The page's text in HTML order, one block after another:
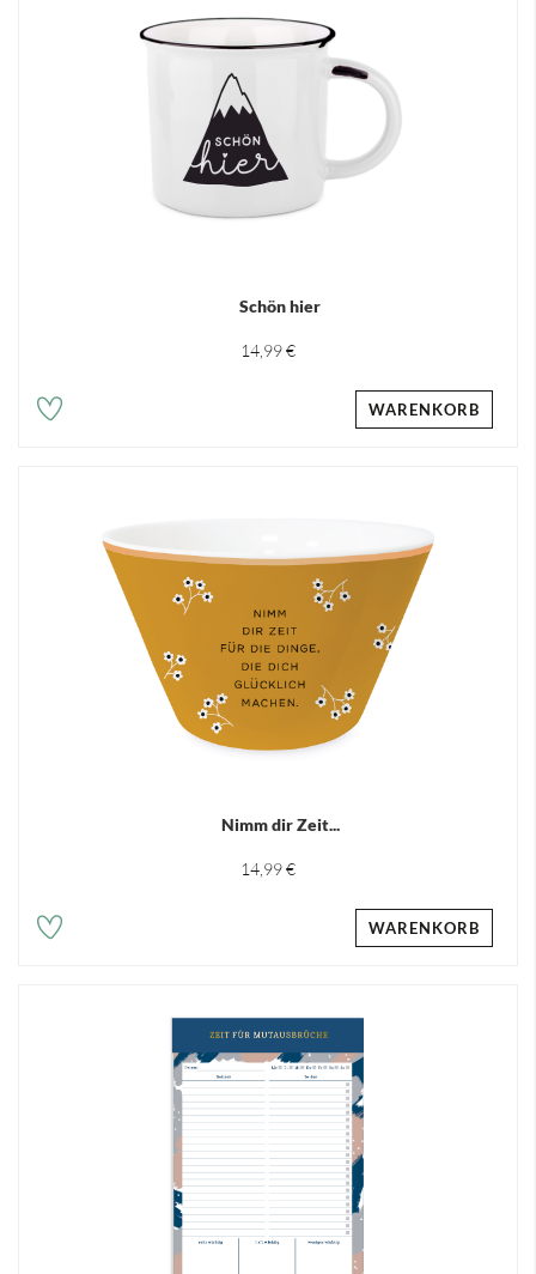
Schön hier
14,99 €
WARENKORB
Nimm dir Zeit...
14,99 €
WARENKORB